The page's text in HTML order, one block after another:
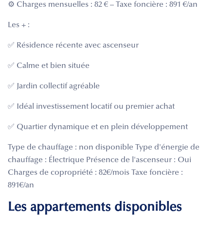
⚙️ Charges mensuelles : 82 € – Taxe foncière : 891 €/an
Les + :
✅ Résidence récente avec ascenseur
✅ Calme et bien située
✅ Jardin collectif agréable
✅ Idéal investissement locatif ou premier achat
✅ Quartier dynamique et en plein développement
Type de chauffage : non disponible Type d'énergie de
chauffage : Électrique Présence de l'ascenseur : Oui
Charges de copropriété : 82€/mois Taxe foncière :
891€/an
Les appartements disponibles